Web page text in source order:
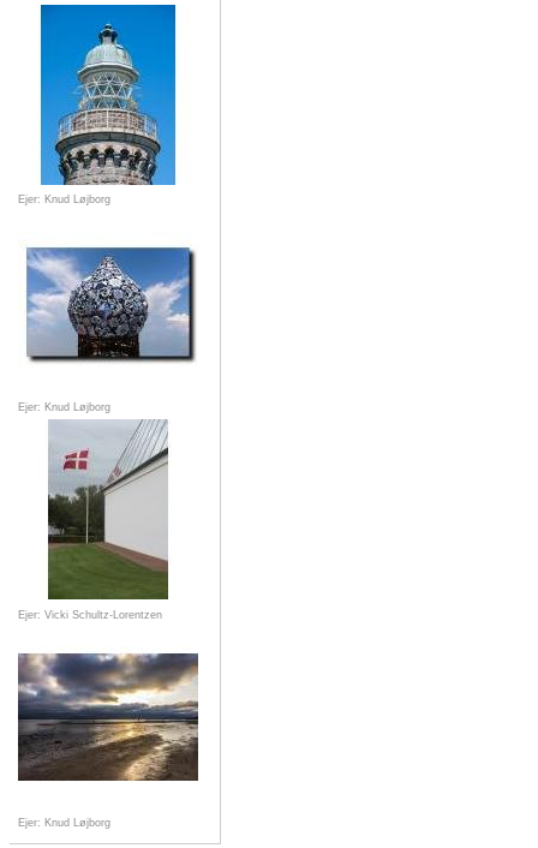
Ejer: Knud Løjborg
Ejer: Knud Løjborg
Ejer: Vicki Schultz-Lorentzen
Ejer: Knud Løjborg